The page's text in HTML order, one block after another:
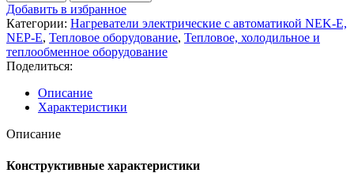
Добавить в избранное
Категории: Нагреватели электрические с автоматикой NEK-E,
NEP-E, Тепловое оборудование, Тепловое, холодильное и
теплообменное оборудование
Поделиться:
Описание
Характеристики
Описание
Конструктивные характеристики